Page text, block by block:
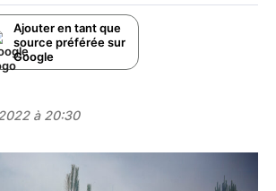
Ajouter en tant que
source préférée sur
Google
à 20:30